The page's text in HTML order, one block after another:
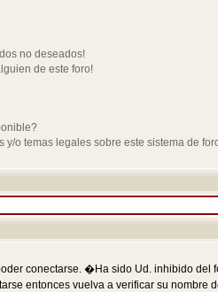
no deseados!
de este foro!
o temas legales sobre este sistema de
conectarse. �Ha sido Ud. inhibido
entonces vuelva a verificar su